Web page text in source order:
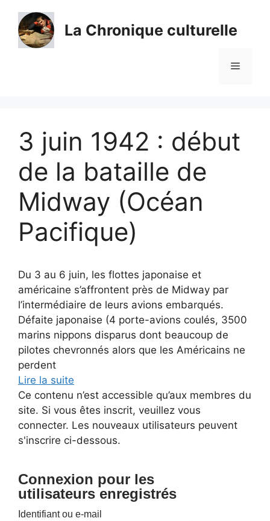
contenu
La Chronique culturelle
Menu
3 juin 1942 : début
de la bataille de
Midway (Océan
Pacifique)
Du 3 au 6 juin, les flottes japonaise et
américaine s’affrontent près de Midway par
l’intermédiaire de leurs avions embarqués.
Défaite japonaise (4 porte-avions coulés, 3500
marins nippons disparus dont beaucoup de
pilotes chevronnés alors que les Américains ne
perdent
Lire la suite
Ce contenu n’est accessible qu’aux membres du
site. Si vous êtes inscrit, veuillez vous
connecter. Les nouveaux utilisateurs peuvent
s'inscrire ci-dessous.
Connexion pour les
utilisateurs enregistrés
Identifiant ou e-mail